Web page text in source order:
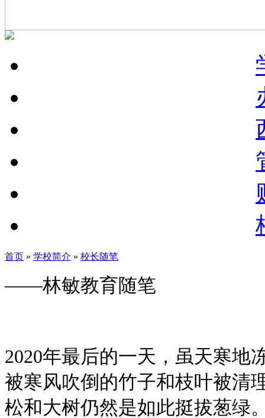
首页 » 学校简介 » 校长随笔
——林敏教育随笔
2020年最后的一天，虽天寒地
被寒风吹倒的竹子和枝叶被清
松和大树仍然是如此挺拔葱绿